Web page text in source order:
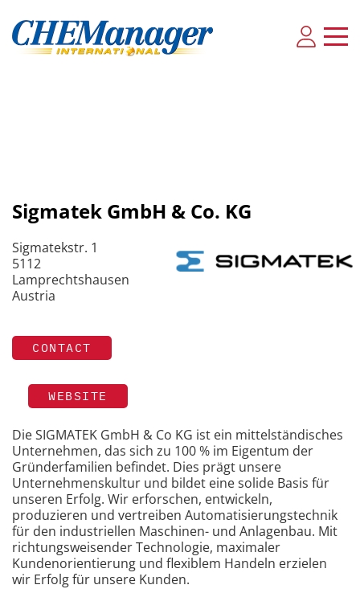
Sigmatek GmbH & Co. KG
Sigmatekstr. 1
5112
Lamprechtshausen
Austria
CONTACT
WEBSITE
Die SIGMATEK GmbH & Co KG ist ein mittelständisches
Unternehmen, das sich zu 100 % im Eigentum der
Gründerfamilien befindet. Dies prägt unsere
Unternehmenskultur und bildet eine solide Basis für
unseren Erfolg. Wir erforschen, entwickeln,
produzieren und vertreiben Automatisierungstechnik
für den industriellen Maschinen- und Anlagenbau. Mit
richtungsweisender Technologie, maximaler
Kundenorientierung und flexiblem Handeln erzielen
wir Erfolg für unsere Kunden.